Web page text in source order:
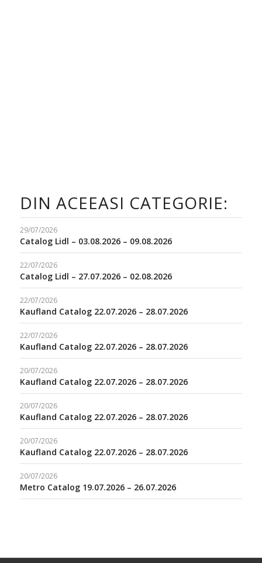
DIN ACEEASI CATEGORIE:
29/07/2026
Catalog Lidl – 03.08.2026 – 09.08.2026
22/07/2026
Catalog Lidl – 27.07.2026 – 02.08.2026
22/07/2026
Kaufland Catalog 22.07.2026 – 28.07.2026
22/07/2026
Kaufland Catalog 22.07.2026 – 28.07.2026
20/07/2026
Kaufland Catalog 22.07.2026 – 28.07.2026
20/07/2026
Kaufland Catalog 22.07.2026 – 28.07.2026
20/07/2026
Kaufland Catalog 22.07.2026 – 28.07.2026
20/07/2026
Metro Catalog 19.07.2026 – 26.07.2026